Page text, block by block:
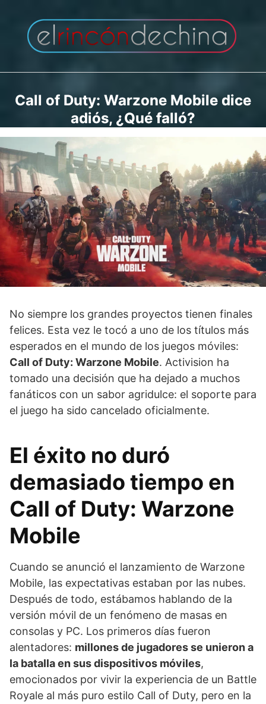
contenido
Call of Duty: Warzone Mobile dice
adiós, ¿Qué falló?
No siempre los grandes proyectos tienen finales
felices. Esta vez le tocó a uno de los títulos más
esperados en el mundo de los juegos móviles:
Call of Duty: Warzone Mobile. Activision ha
tomado una decisión que ha dejado a muchos
fanáticos con un sabor agridulce: el soporte para
el juego ha sido cancelado oficialmente.
El éxito no duró
demasiado tiempo en
Call of Duty: Warzone
Mobile
Cuando se anunció el lanzamiento de Warzone
Mobile, las expectativas estaban por las nubes.
Después de todo, estábamos hablando de la
versión móvil de un fenómeno de masas en
consolas y PC. Los primeros días fueron
alentadores: millones de jugadores se unieron a
la batalla en sus dispositivos móviles,
emocionados por vivir la experiencia de un Battle
Royale al más puro estilo Call of Duty, pero en la